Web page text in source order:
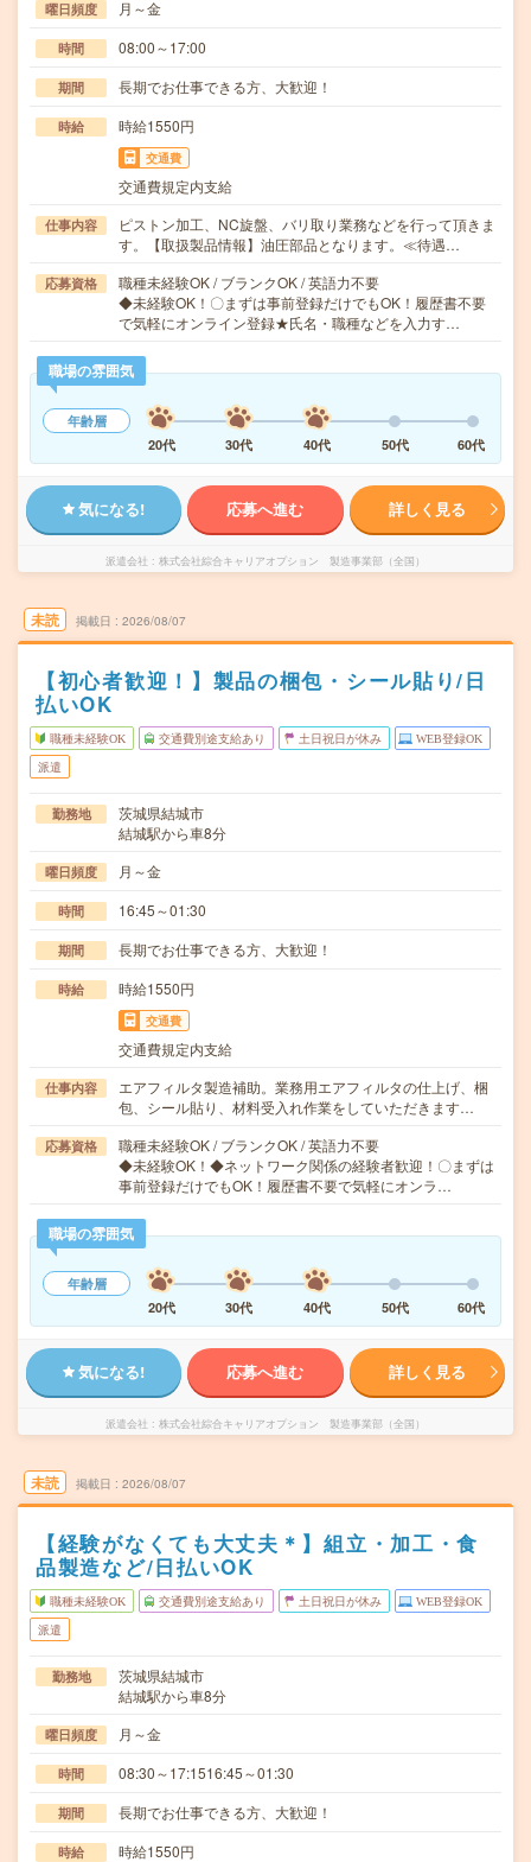
曜日頻度 月～金
時間 08:00～17:00
期間 長期でお仕事できる方、大歓迎！
時給 時給1550円
交通費
交通費規定内支給
仕事内容
ピストン加工、NC旋盤、バリ取り業務などを行って頂きま
す。【取扱製品情報】油圧部品となります。≪待遇…
応募資格
職種未経験OK / ブランクOK / 英語力不要
◆未経験OK！〇まずは事前登録だけでもOK！履歴書不要
で気軽にオンライン登録★氏名・職種などを入力す…
職場の雰囲気
年齢層
20代
30代 40代 50代 60代
気になる! 応募へ進む 詳しく見る
派遣会社 株式会社綜合キャリアオプション 製造事業部（全国）
未読 掲載日 2026/08/07
【初心者歓迎！】製品の梱包・シール貼り/日
払いOK
職種未経験OK 交通費別途支給あり 土日祝日が休み WEB登録OK
派遣
勤務地
茨城県結城市
結城駅から車8分
曜日頻度 月～金
時間 16:45～01:30
期間 長期でお仕事できる方、大歓迎！
時給 時給1550円
交通費
交通費規定内支給
仕事内容
エアフィルタ製造補助。業務用エアフィルタの仕上げ、梱
包、シール貼り、材料受入れ作業をしていただきます…
応募資格
職種未経験OK / ブランクOK / 英語力不要
◆未経験OK！◆ネットワーク関係の経験者歓迎！〇まずは
事前登録だけでもOK！履歴書不要で気軽にオンラ…
職場の雰囲気
年齢層
20代
30代 40代 50代 60代
気になる! 応募へ進む 詳しく見る
派遣会社 株式会社綜合キャリアオプション 製造事業部（全国）
未読 掲載日 2026/08/07
【経験がなくても大丈夫＊】組立・加工・食
品製造など/日払いOK
職種未経験OK 交通費別途支給あり 土日祝日が休み WEB登録OK
派遣
勤務地
茨城県結城市
結城駅から車8分
曜日頻度 月～金
時間 08:30～17:1516:45～01:30
期間 長期でお仕事できる方、大歓迎！
時給 時給1550円